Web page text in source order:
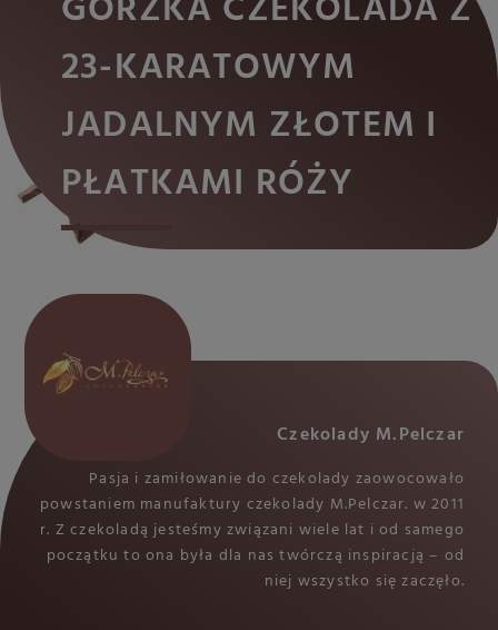
Czekolady M.Pelczar
Pasja i zamiłowanie do czekolady zaowocowało
powstaniem manufaktury czekolady M.Pelczar. w 2011
r. Z czekoladą jesteśmy związani wiele lat i od samego
początku to ona była dla nas twórczą inspiracją – od
niej wszystko się zaczęło.
23-KARATOWYM
JADALNYM ZŁOTEM I
PŁATKAMI RÓŻY